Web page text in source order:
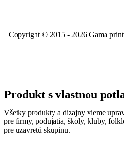
Copyright © 2015 - 2026 Gama
Produkt s vlastnou
Všetky produkty a dizajny vieme
pre firmy, podujatia, školy, kluby,
pre uzavretú skupinu.